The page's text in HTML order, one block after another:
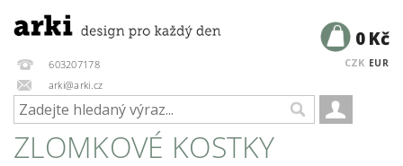
603207178
arki@arki.cz
CZK EUR
0 Kč
ZLOMKOVÉ KOSTKY